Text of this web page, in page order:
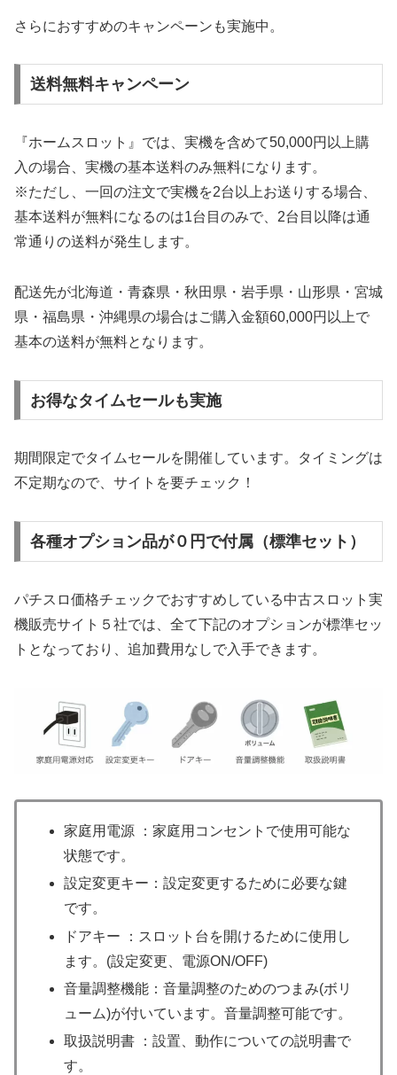
さらにおすすめのキャンペーンも実施中。
送料無料キャンペーン
『ホームスロット』では、実機を含めて50,000円以上購
入の場合、実機の基本送料のみ無料になります。
※ただし、一回の注文で実機を2台以上お送りする場合、
基本送料が無料になるのは1台目のみで、2台目以降は通
常通りの送料が発生します。
配送先が北海道・青森県・秋田県・岩手県・山形県・宮城
県・福島県・沖縄県の場合はご購入金額60,000円以上で
基本の送料が無料となります。
お得なタイムセールも実施
期間限定でタイムセールを開催しています。タイミングは
不定期なので、サイトを要チェック！
各種オプション品が０円で付属（標準セット）
パチスロ価格チェックでおすすめしている中古スロット実
機販売サイト５社では、全て下記のオプションが標準セッ
トとなっており、追加費用なしで入手できます。
家庭用電源 ：家庭用コンセントで使用可能な
状態です。
設定変更キー：設定変更するために必要な鍵
です。
ドアキー ：スロット台を開けるために使用し
ます。(設定変更、電源ON/OFF)
音量調整機能：音量調整のためのつまみ(ボリ
ューム)が付いています。音量調整可能です。
取扱説明書 ：設置、動作についての説明書で
す。